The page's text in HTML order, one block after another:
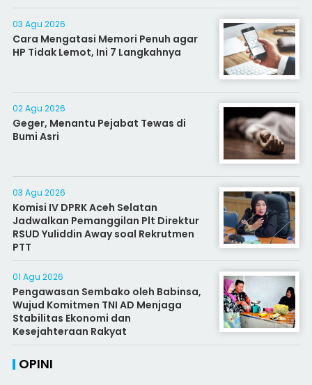
03 Agu 2026
Cara Mengatasi Memori Penuh agar
HP Tidak Lemot, Ini 7 Langkahnya
02 Agu 2026
Geger, Menantu Pejabat Tewas di
Bumi Asri
03 Agu 2026
Komisi IV DPRK Aceh Selatan
Jadwalkan Pemanggilan Plt Direktur
RSUD Yuliddin Away soal Rekrutmen
PTT
01 Agu 2026
Pengawasan Sembako oleh Babinsa,
Wujud Komitmen TNI AD Menjaga
Stabilitas Ekonomi dan
Kesejahteraan Rakyat
OPINI